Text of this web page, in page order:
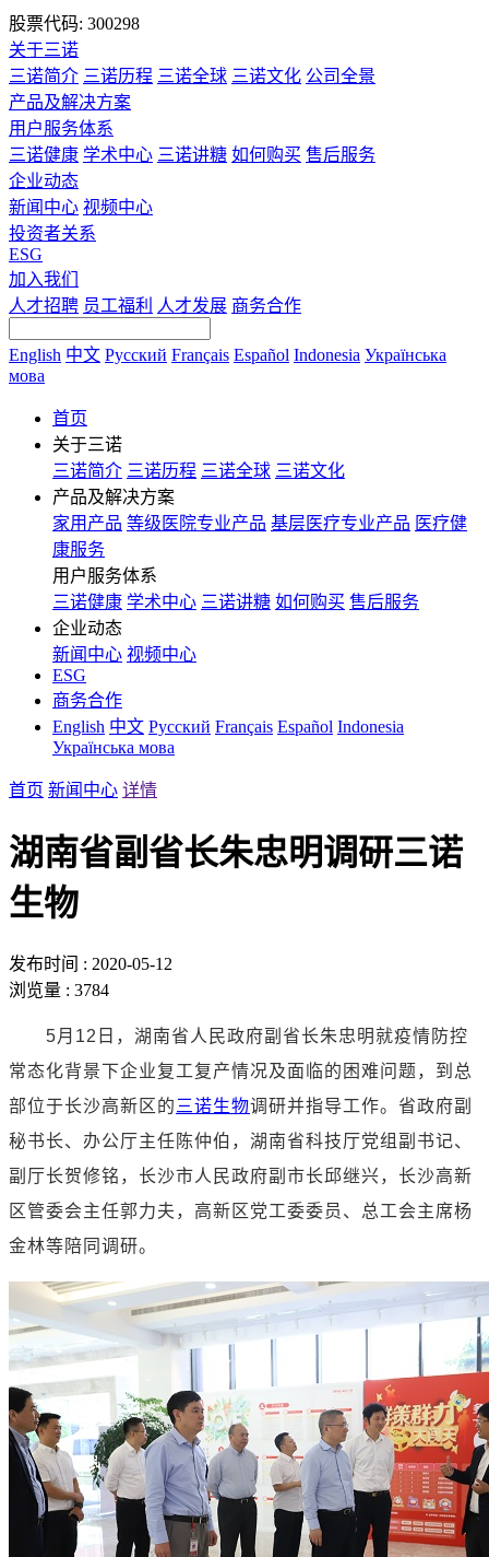
股票代码: 300298
关于三诺
三诺简介 三诺历程 三诺全球 三诺文化 公司全景
产品及解决方案
用户服务体系
三诺健康 学术中心 三诺讲糖 如何购买 售后服务
企业动态
新闻中心 视频中心
投资者关系
ESG
加入我们
人才招聘 员工福利 人才发展 商务合作
English 中文 Русский Français Español Indonesia Українська
мова
首页
关于三诺
三诺简介 三诺历程 三诺全球 三诺文化
产品及解决方案
家用产品 等级医院专业产品 基层医疗专业产品 医疗健
康服务
用户服务体系
三诺健康 学术中心 三诺讲糖 如何购买 售后服务
企业动态
新闻中心 视频中心
ESG
商务合作
English 中文 Русский Français Español Indonesia
Українська мова
首页 新闻中心 详情
湖南省副省长朱忠明调研三诺
生物
发布时间 : 2020-05-12
浏览量 : 3784
5月 12 日，湖南省人民政府副省长朱忠明就疫情防控
常态化背景下企业复工复产情况及面临的困难问题，到总
部位于长沙高新区的 三诺生物调研并指导工作。省政府副
秘书长、办公厅主任陈仲伯，湖南省科技厅党组副书记、
副厅长贺修铭，长沙市人民政府副市长邱继兴，长沙高新
区管委会主任郭力夫，高新区党工委委员、总工会主席杨
金林等陪同调研。